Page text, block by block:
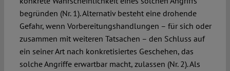
begründen (Nr. 1). Alternativ besteht eine drohende
Gefahr, wenn Vorbereitungshandlungen – für sich oder
zusammen mit weiteren Tatsachen – den Schluss auf
ein seiner Art nach konkretisiertes Geschehen, das
solche Angriffe erwartbar macht, zulassen (Nr. 2). Als